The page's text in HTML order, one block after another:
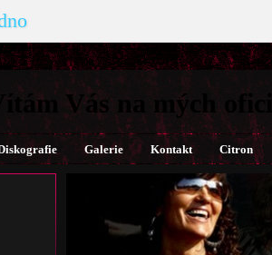
Vás na mých
Galerie Kontakt Citron